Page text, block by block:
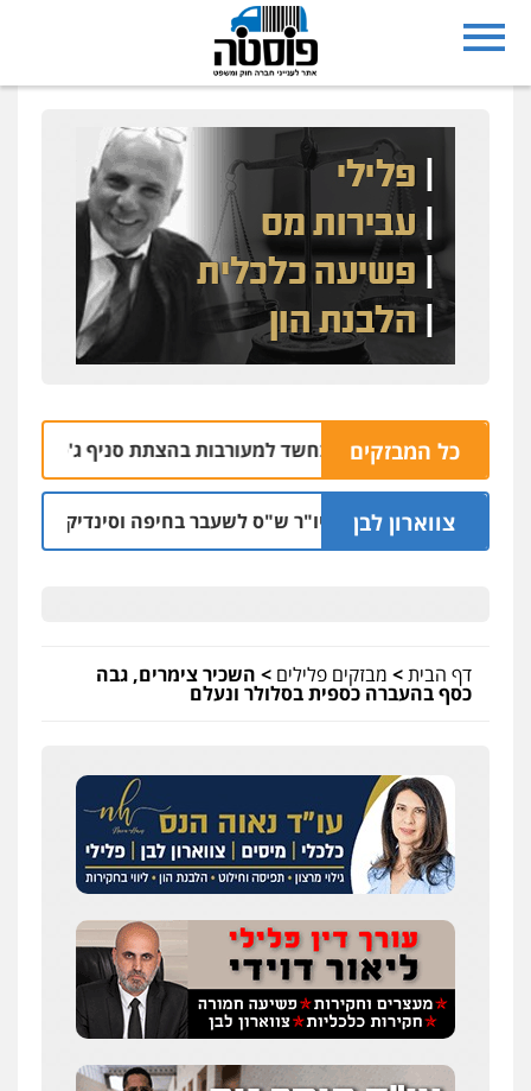
כל המבזקים
תושבי רחובות נעצרו בחשד למעורבות בהצתת סניף ג'פניקה
צווארון לבן
כתב אישום: יו"ר ש"ס לשעבר בחיפה וסינדיקאט
דף הבית> מבזקים פלילים > השכיר צימרים, גבה
כסף בהעברה כספית בסלולר ונעלם